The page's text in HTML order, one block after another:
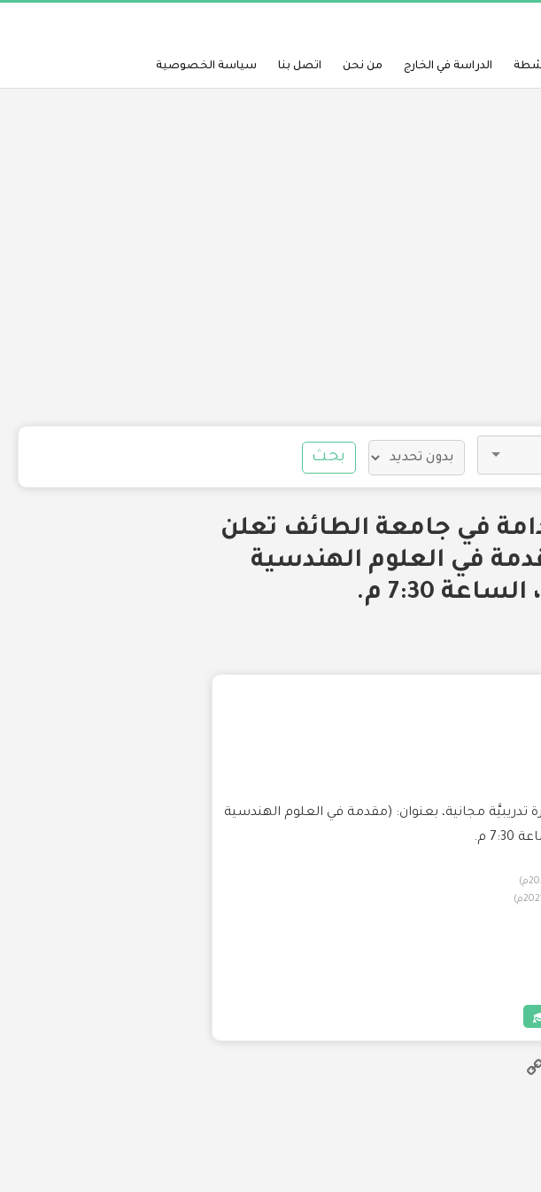
الدراسة في الخارج من نحن اتصل بنا سياسة الخصوصية
بحث
في جامعة الطائف تعلن
في العلوم الهندسية
7:30 م.
مجانية، بعنوان: (مقدمة في العلوم الهندسية
م.